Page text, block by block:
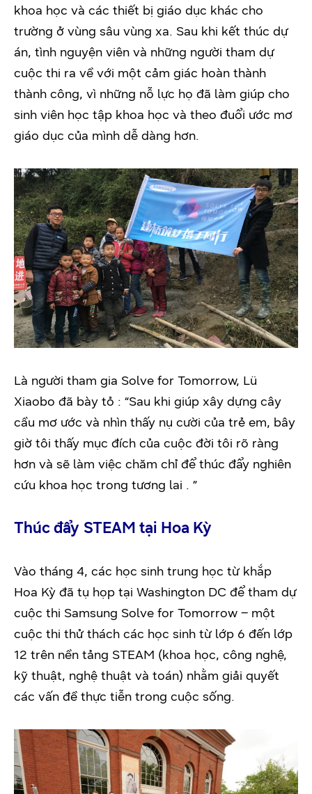
khoa học và các thiết bị giáo dục khác cho
trường ở vùng sâu vùng xa. Sau khi kết thúc dự
án, tình nguyện viên và những người tham dự
cuộc thi ra về với một cảm giác hoàn thành
thành công, vì những nỗ lực họ đã làm giúp cho
sinh viên học tập khoa học và theo đuổi ước mơ
giáo dục của mình dễ dàng hơn.
Là người tham gia Solve for Tomorrow, Lü
Xiaobo đã bày tỏ : “Sau khi giúp xây dựng cây
cầu mơ ước và nhìn thấy nụ cười của trẻ em, bây
giờ tôi thấy mục đích của cuộc đời tôi rõ ràng
hơn và sẽ làm việc chăm chỉ để thúc đẩy nghiên
cứu khoa học trong tương lai . ”
Thúc đẩy STEAM tại Hoa Kỳ
Vào tháng 4, các học sinh trung học từ khắp
Hoa Kỳ đã tụ họp tại Washington DC để tham dự
cuộc thi Samsung Solve for Tomorrow – một
cuộc thi thử thách các học sinh từ lớp 6 đến lớp
12 trên nền tảng STEAM (khoa học, công nghệ,
kỹ thuật, nghệ thuật và toán) nhằm giải quyết
các vấn đề thực tiễn trong cuộc sống.